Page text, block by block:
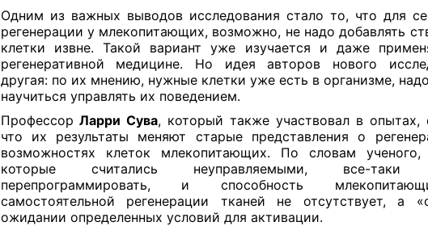
Одним из важных выводов исследования стало то, что для
регенерации у млекопитающих, возможно, не надо добавлять
клетки извне. Такой вариант уже изучается и даже
регенеративной медицине. Но идея авторов нового
другая: по их мнению, нужные клетки уже есть в организме,
научиться управлять их поведением.
ПрофессорЛарри Сува, который также участвовал в опытах,
что их результаты меняют старые представления о
возможностях клеток млекопитающих. По словам ученого,
которые считались неуправляемыми, все-таки
перепрограммировать, и способность
самостоятельной регенерации тканей не отсутствует, а
ожидании определенных условий для активации.